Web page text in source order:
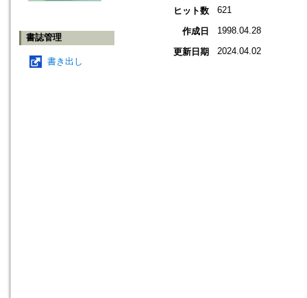
書誌管理
書き出し
ヒット数 621
作成日 1998.04.28
更新日期 2024.04.02